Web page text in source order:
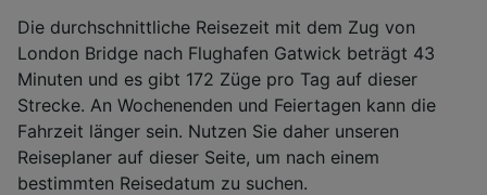
Die durchschnittliche Reisezeit mit dem Zug von
London Bridge nach Flughafen Gatwick beträgt 43
Minuten und es gibt 172 Züge pro Tag auf dieser
Strecke. An Wochenenden und Feiertagen kann die
Fahrzeit länger sein. Nutzen Sie daher unseren
Reiseplaner auf dieser Seite, um nach einem
bestimmten Reisedatum zu suchen.